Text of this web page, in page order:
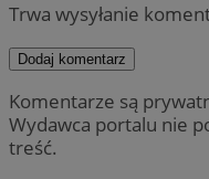
Trwa wysyłanie
Dodaj komentarz
Komentarze są
Wydawca portalu nie
treść.